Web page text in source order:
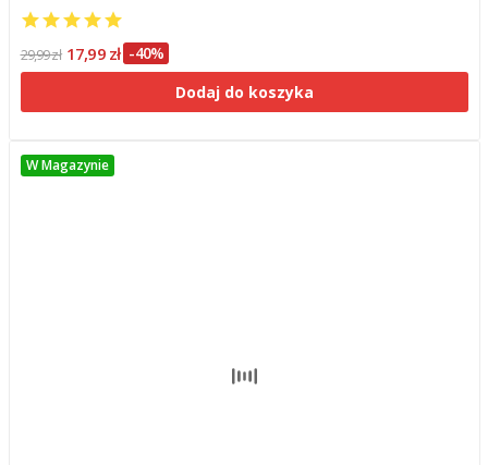
29,99 zł 17,99 zł -40%
Dodaj do koszyka
W Magazynie